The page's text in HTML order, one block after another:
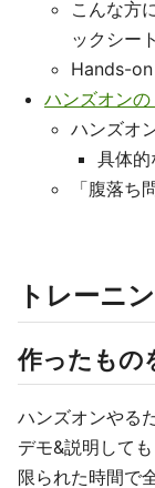
こんな方
ックシート
Hands-
ハンズオン
ハンズオ
具体的
「腹落ち
トレーニ
作ったもの
ハンズオンやる
デモ&説明しても
限られた時間で